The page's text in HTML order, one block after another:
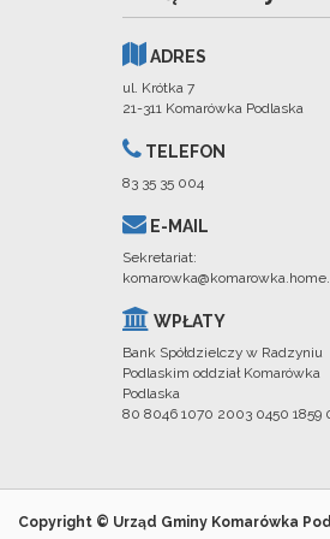
ADRES
ul. Krótka 7
21-311 Komarówka Podlaska
TELEFON
83 35 35 004
E-MAIL
Sekretariat:
WPŁATY
Bank Spółdzielczy w Radzyniu
Podlaskim oddział Komarówka
Podlaska
80 8046 1070 2003 0450 1859
Copyright © Urząd Gminy Komarówka